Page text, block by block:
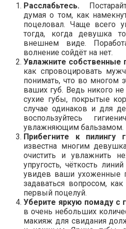
Расслабьтесь.
думая о том, как
поцеловал. Чаще всего
тогда, когда девушка
внешнем виде.
волнение сойдёт на нет.
Увлажните собственные
как спровоцировать
понимать, что во многом
ваших губ. Ведь никого
сухие губы, покрытые
случае одинаков и для
воспользуйтесь
увлажняющим бальзамом.
Прибегните к пилингу
известна многим
очистить и увлажнить
упругость, чёткость
увидев ваши ухоженные
задаваться вопросом,
первый поцелуй.
Уберите яркую помаду с
в очень небольших
макияж для свидания